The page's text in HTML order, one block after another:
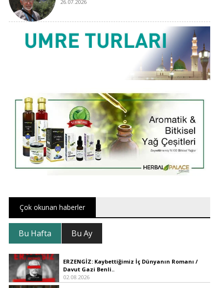
26.07.2026
Çok okunan haberler
Bu Hafta Bu Ay
ERZENGİZ: Kaybettiğimiz İç Dünyanın Romanı /
Davut Gazi Benli..
02.08.2026